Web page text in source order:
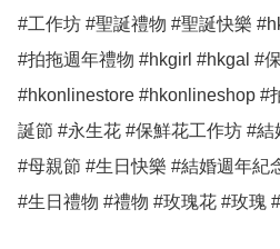
#工作坊 #聖誕禮物 #聖誕快樂
#拍拖週年禮物 #hkgirl #hkgal #
#hkonlinestore #hkonlineshop #
誕節 #永生花 #保鮮花工作坊 #
#母親節 #生日快樂 #結婚週年紀
#生日禮物 #禮物 #玫瑰花 #玫瑰